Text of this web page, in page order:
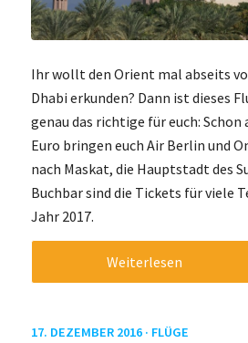
Ihr wollt den Orient mal abseits
Dhabi erkunden? Dann ist dieses
genau das richtige für euch: Schon
Euro bringen euch Air Berlin und
nach Maskat, die Hauptstadt des
Buchbar sind die Tickets für viele
Jahr 2017.
Weiterlesen
17. DEZEMBER 2016 · FLÜGE